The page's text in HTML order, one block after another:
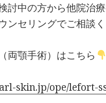
討中の方から他院治
ンセリングでご相談
両顎手術）はこちら
skin.jp/ope/lefort-